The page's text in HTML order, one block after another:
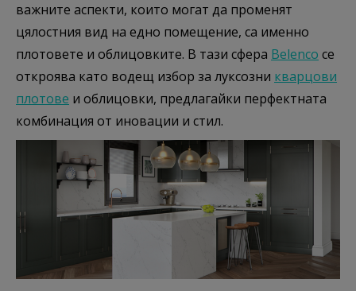
важните аспекти, които могат да променят
цялостния вид на едно помещение, са именно
плотовете и облицовките. В тази сфера Belenco се
откроява като водещ избор за луксозни кварцови
плотове и облицовки, предлагайки перфектната
комбинация от иновации и стил.